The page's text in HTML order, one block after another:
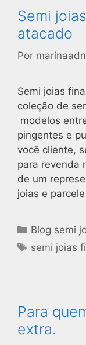
Semi
atacado
Por
Semi joias
coleção de
modelos
pingentes e
você cliente,
para revenda
de um
joias e
Blog semi
semi joias
Para
extra.